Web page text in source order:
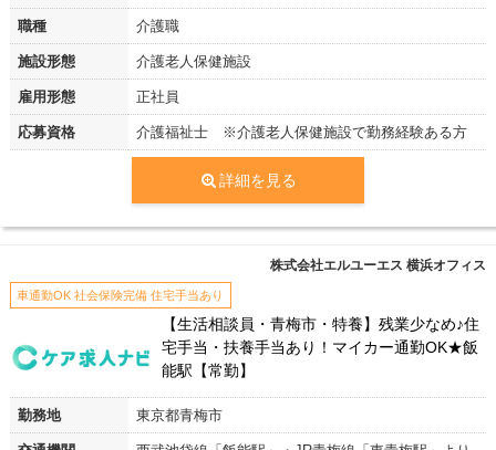
職種 介護職
施設形態 介護老人保健施設
雇用形態 正社員
応募資格 介護福祉士 ※介護老人保健施設で勤務経験ある方
詳細を見る
株式会社エルユーエス 横浜オフィス
車通勤OK 社会保険完備 住宅手当あり
【生活相談員・青梅市・特養】残業少なめ♪住
宅手当・扶養手当あり！マイカー通勤OK★飯
能駅【常勤】
勤務地 東京都青梅市